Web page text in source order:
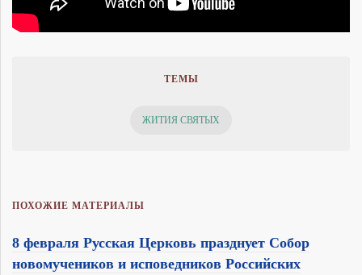
ТЕМЫ
ЖИТИЯ СВЯТЫХ
ПОХОЖИЕ МАТЕРИАЛЫ
8 февраля Русская Церковь празднует Собор
новомучеников и исповедников Российских